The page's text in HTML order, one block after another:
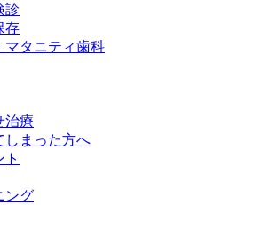
診
存
マタニティ歯科
治療
しまった方へ
ト
ング